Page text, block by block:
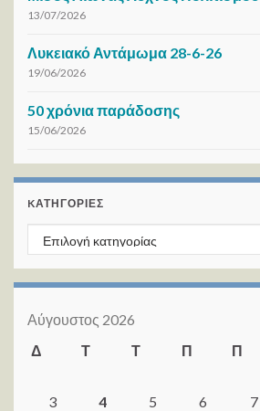
13/07/2026
Λυκειακό Αντάμωμα 28-6-26
19/06/2026
50 χρόνια παράδοσης
15/06/2026
KΑΤΗΓΟΡΊΕΣ
Kατηγορίες
Αύγουστος 2026
Δ
Τ Τ Π Π
3
4 5 6 7